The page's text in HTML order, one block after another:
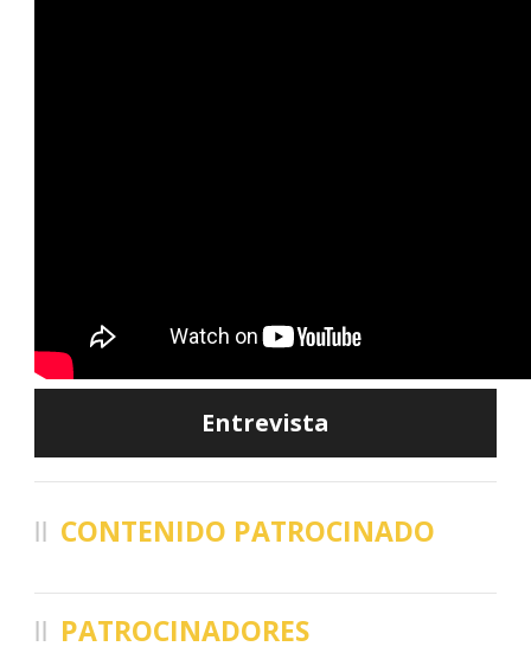
Entrevista
CONTENIDO PATROCINADO
PATROCINADORES